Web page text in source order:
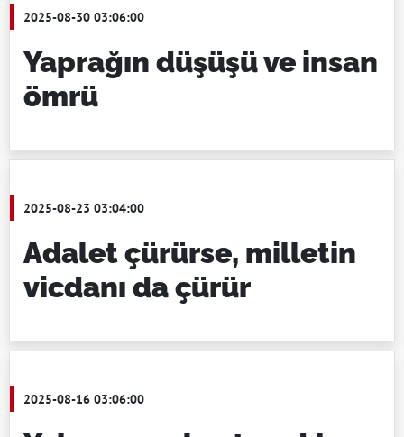
2025-08-30 03:06:00
Yaprağın düşüşü ve insan
ömrü
2025-08-23 03:04:00
Adalet çürürse, milletin
vicdanı da çürür
2025-08-16 03:06:00